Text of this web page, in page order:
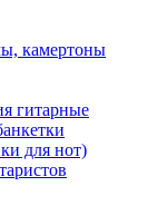
камертоны
гитарные
для нот)